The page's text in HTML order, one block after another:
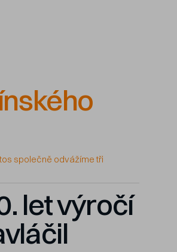
společně odvážíme tři
let výročí